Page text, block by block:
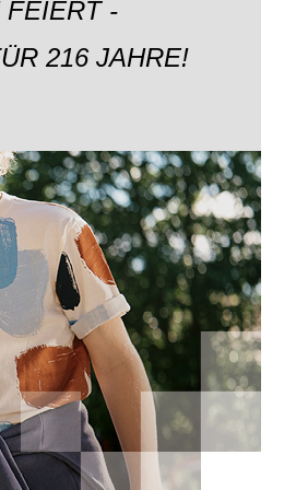
FEIERT -
216 JAHRE!